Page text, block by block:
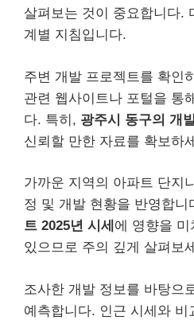
살펴보는 것이 중요합니다.
계별 지침입니다.
주변 개발 프로젝트를 확인
관련 웹사이트나 포털을 통
다. 특히, 광주시 동구의 개
신뢰할 만한 자료를 확보하
가까운 지역의 아파트 단지
정 및 개발 현황을 반영합니
트 2025년 시세 에 영향을
있으므로 주의 깊게 살펴보
조사한 개발 정보를 바탕으
예측합니다. 인근 시세와 비